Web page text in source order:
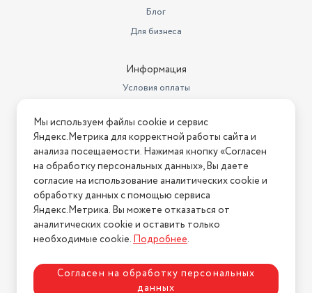
Блог
Для бизнеса
Информация
Условия оплаты
Условия возврата
Нашли ошибку на сайте? Напишите нам
2026 © Интернет-магазин "АстМаркет". У нас есть всё!
Политика конфиденциальности
Мы используем файлы cookie и сервис
Яндекс.Метрика для корректной работы сайта и
анализа посещаемости. Нажимая кнопку «Согласен
на обработку персональных данных», Вы даете
согласие на использование аналитических cookie и
обработку данных с помощью сервиса
Яндекс.Метрика. Вы можете отказаться от
аналитических cookie и оставить только
необходимые cookie.Подробнее.
Согласен на обработку персональных
данных